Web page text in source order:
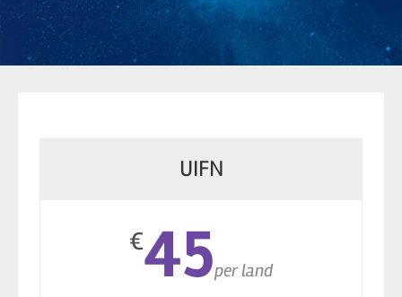
UIFN
€45per land